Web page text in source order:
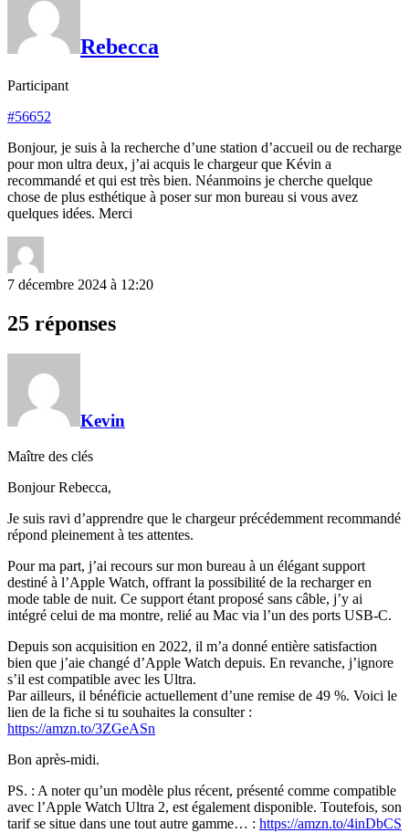
Rebecca
Participant
#56652
Bonjour, je suis à la recherche d’une station d’accueil ou de recharge
pour mon ultra deux, j’ai acquis le chargeur que Kévin a
recommandé et qui est très bien. Néanmoins je cherche quelque
chose de plus esthétique à poser sur mon bureau si vous avez
quelques idées. Merci
7 décembre 2024 à 12:20
25 réponses
Kevin
Maître des clés
Bonjour Rebecca,
Je suis ravi d’apprendre que le chargeur précédemment recommandé
répond pleinement à tes attentes.
Pour ma part, j’ai recours sur mon bureau à un élégant support
destiné à l’Apple Watch, offrant la possibilité de la recharger en
mode table de nuit. Ce support étant proposé sans câble, j’y ai
intégré celui de ma montre, relié au Mac via l’un des ports USB-C.
Depuis son acquisition en 2022, il m’a donné entière satisfaction
bien que j’aie changé d’Apple Watch depuis. En revanche, j’ignore
s’il est compatible avec les Ultra.
Par ailleurs, il bénéficie actuellement d’une remise de 49 %. Voici le
lien de la fiche si tu souhaites la consulter :
https://amzn.to/3ZGeASn
Bon après-midi.
PS. : A noter qu’un modèle plus récent, présenté comme compatible
avec l’Apple Watch Ultra 2, est également disponible. Toutefois, son
tarif se situe dans une tout autre gamme… : https://amzn.to/4inDbCS